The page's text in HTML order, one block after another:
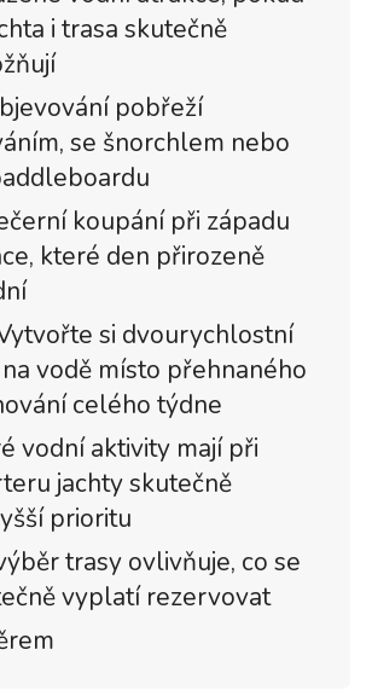
i trasa skutečně
pobřeží
se šnorchlem nebo
koupání při západu
které den přirozeně
si dvourychlostní
vodě místo přehnaného
celého týdne
vodní aktivity mají při
jachty skutečně
prioritu
trasy ovlivňuje, co se
vyplatí rezervovat